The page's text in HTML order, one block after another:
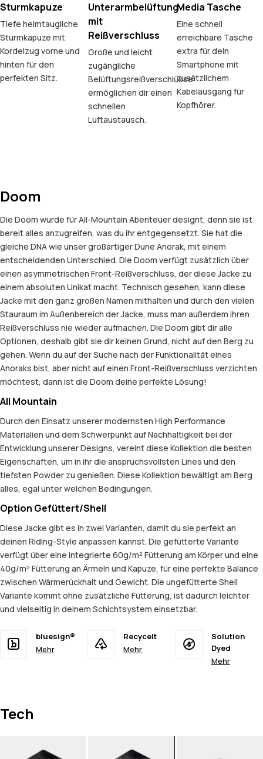
Sturmkapuze
Tiefe helmtaugliche
Sturmkapuze mit
Kordelzug vorne und
hinten für den
perfekten Sitz.
Unterarmbelüftung
mit
Reißverschluss
Große und leicht
zugängliche
Belüftungsreißverschlüsse
ermöglichen dir einen
schnellen
Luftaustausch.
Media Tasche
Eine schnell
erreichbare Tasche
extra für dein
Smartphone mit
zusätzlichem
Kabelausgang für
Kopfhörer.
Doom
Die Doom wurde für All-Mountain Abenteuer designt, denn sie ist
bereit alles anzugreifen, was du ihr entgegensetzt. Sie hat die
gleiche DNA wie unser großartiger Dune Anorak, mit einem
entscheidenden Unterschied. Die Doom verfügt zusätzlich über
einen asymmetrischen Front-Reißverschluss, der diese Jacke zu
einem absoluten Unikat macht. Technisch gesehen, kann diese
Jacke mit den ganz großen Namen mithalten und durch den vielen
Stauraum im Außenbereich der Jacke, muss man außerdem ihren
Reißverschluss nie wieder aufmachen. Die Doom gibt dir alle
Optionen, deshalb gibt sie dir keinen Grund, nicht auf den Berg zu
gehen. Wenn du auf der Suche nach der Funktionalität eines
Anoraks bist, aber nicht auf einen Front-Reißverschluss verzichten
möchtest, dann ist die Doom deine perfekte Lösung!
All Mountain
Durch den Einsatz unserer modernsten High Performance
Materialien und dem Schwerpunkt auf Nachhaltigkeit bei der
Entwicklung unserer Designs, vereint diese Kollektion die besten
Eigenschaften, um in ihr die anspruchsvollsten Lines und den
tiefsten Powder zu genießen. Diese Kollektion bewältigt am Berg
alles, egal unter welchen Bedingungen.
Option Gefüttert/Shell
Diese Jacke gibt es in zwei Varianten, damit du sie perfekt an
deinen Riding-Style anpassen kannst. Die gefütterte Variante
verfügt über eine integrierte 60g/m² Fütterung am Körper und eine
40g/m² Fütterung an Ärmeln und Kapuze, für eine perfekte Balance
zwischen Wärmerückhalt und Gewicht. Die ungefütterte Shell
Variante kommt ohne zusätzliche Fütterung, ist dadurch leichter
und vielseitig in deinem Schichtsystem einsetzbar.
bluesign®
Mehr
Recycelt
Mehr
Solution
Dyed
Mehr
Tech